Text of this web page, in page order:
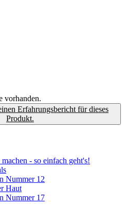
vorhanden.
Erfahrungsbericht für dieses
Produkt.
- so einfach geht's!
Nummer 12
Haut
Nummer 17